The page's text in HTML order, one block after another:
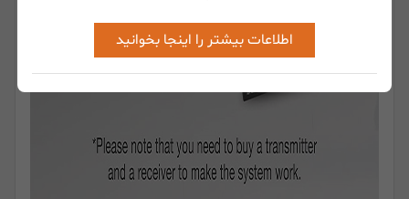
اطلاعات بیشتر را اینجا بخوانید